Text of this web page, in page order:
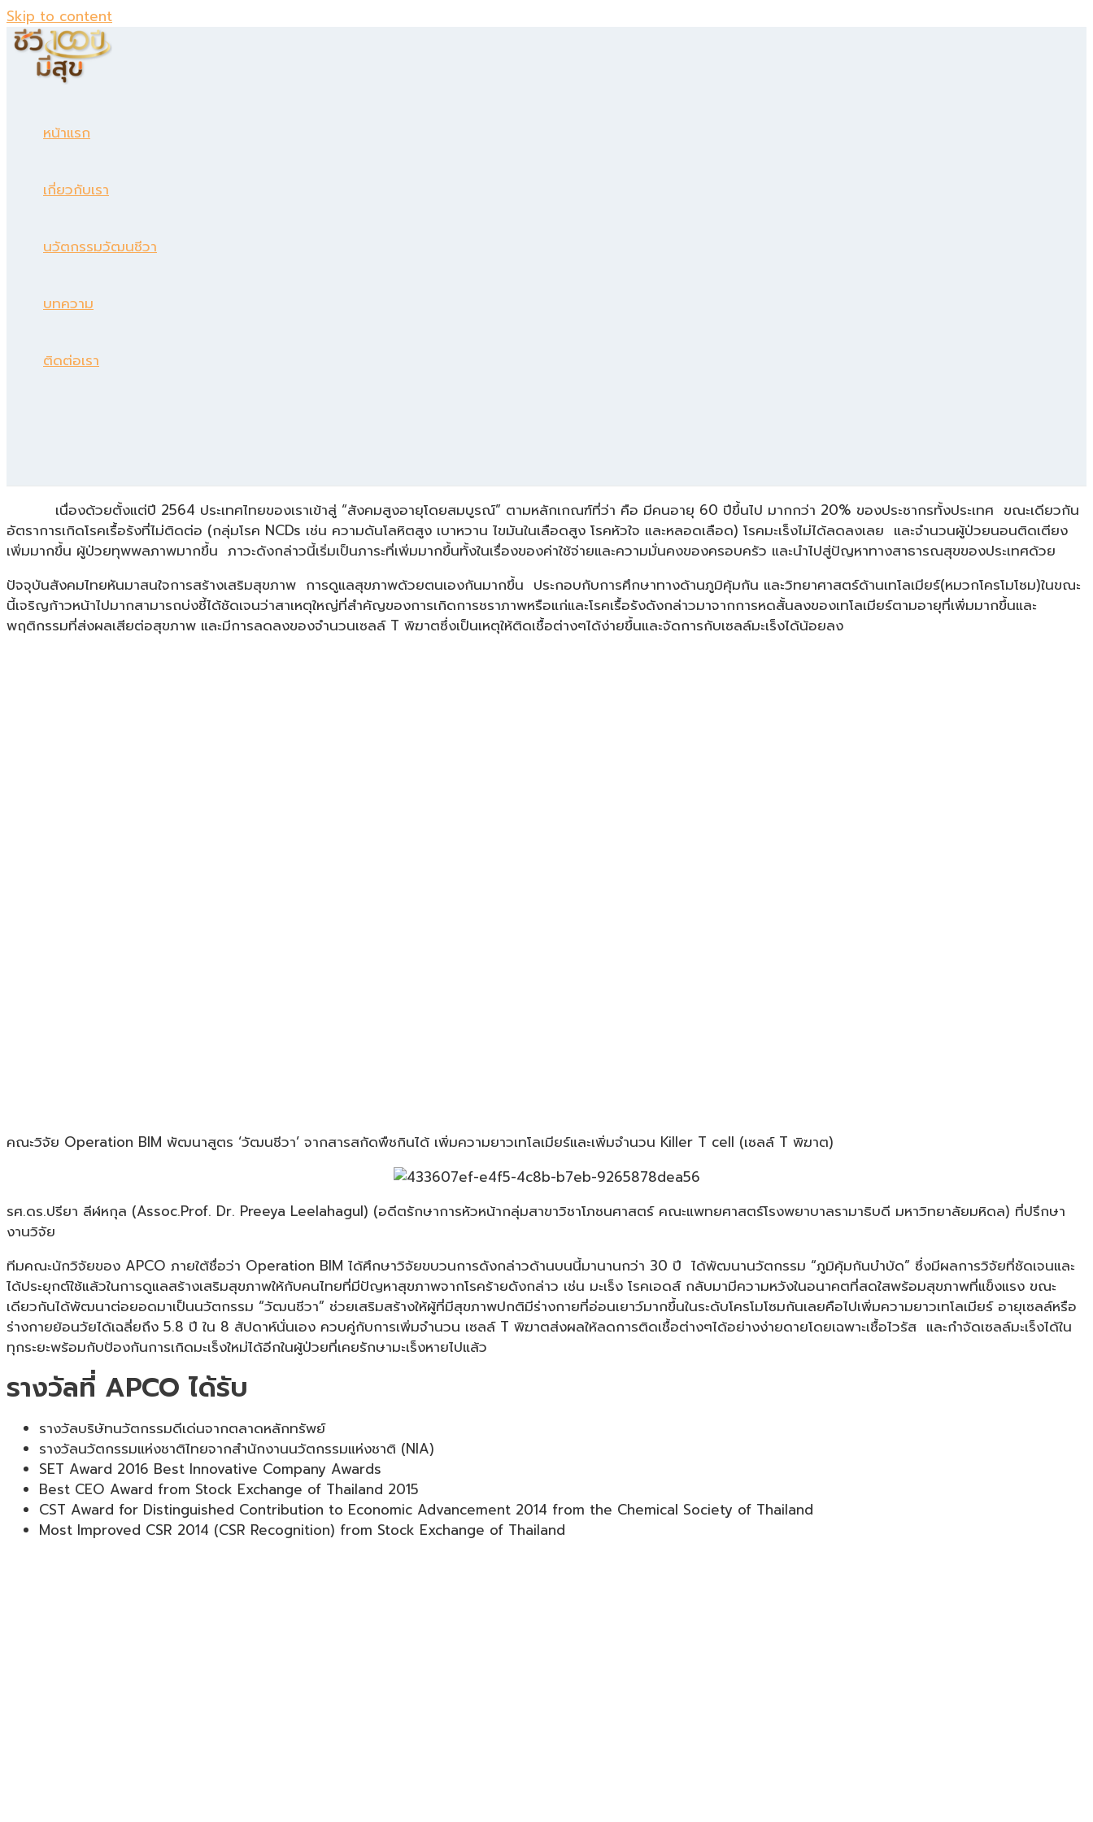
Skip to content
หน้าแรก
เกี่ยวกับเรา
นวัตกรรมวัฒนชีวา
บทความ
ติดต่อเรา
เนื่องด้วยตั้งแต่ปี 2564 ประเทศไทยของเราเข้าสู่ “สังคมสูงอายุโดยสมบูรณ์” ตามหลักเกณฑ์ที่ว่า คือ มีคนอายุ 60 ปีขึ้นไป มากกว่า 20% ของประชากรทั้งประเทศ ขณะเดียวกัน
อัตราการเกิดโรคเรื้อรังที่ไม่ติดต่อ (กลุ่มโรค NCDs เช่น ความดันโลหิตสูง เบาหวาน ไขมันในเลือดสูง โรคหัวใจ และหลอดเลือด) โรคมะเร็งไม่ได้ลดลงเลย และจำนวนผู้ป่วยนอนติดเตียง
เพิ่มมากขึ้น ผู้ป่วยทุพพลภาพมากขึ้น ภาวะดังกล่าวนี้เริ่มเป็นภาระที่เพิ่มมากขึ้นทั้งในเรื่องของค่าใช้จ่ายและความมั่นคงของครอบครัว และนำไปสู่ปัญหาทางสาธารณสุขของประเทศด้วย
ปัจจุบันสังคมไทยหันมาสนใจการสร้างเสริมสุขภาพ การดูแลสุขภาพด้วยตนเองกันมากขึ้น ประกอบกับการศึกษาทางด้านภูมิคุ้มกัน และวิทยาศาสตร์ด้านเทโลเมียร์(หมวกโครโมโซม)ในขณะ
นี้เจริญก้าวหน้าไปมากสามารถบ่งชี้ได้ชัดเจนว่าสาเหตุใหญ่ที่สำคัญของการเกิดการชราภาพหรือแก่และโรคเรื้อรังดังกล่าวมาจากการหดสั้นลงของเทโลเมียร์ตามอายุที่เพิ่มมากขึ้นและ
พฤติกรรมที่ส่งผลเสียต่อสุขภาพ และมีการลดลงของจำนวนเซลล์ T พิฆาตซึ่งเป็นเหตุให้ติดเชื้อต่างๆได้ง่ายขึ้นและจัดการกับเซลล์มะเร็งได้น้อยลง
คณะวิจัย Operation BIM พัฒนาสูตร ‘วัฒนชีวา’ จากสารสกัดพืชกินได้ เพิ่มความยาวเทโลเมียร์และเพิ่มจำนวน Killer T cell (เซลล์ T พิฆาต)
รศ.ดร.ปรียา ลีฬหกุล (Assoc.Prof. Dr. Preeya Leelahagul) (อดีตรักษาการหัวหน้ากลุ่มสาขาวิชาโภชนศาสตร์ คณะแพทยศาสตร์โรงพยาบาลรามาธิบดี มหาวิทยาลัยมหิดล) ที่ปรึกษา
งานวิจัย
ทีมคณะนักวิจัยของ APCO ภายใต้ชื่อว่า Operation BIM ได้ศึกษาวิจัยขบวนการดังกล่าวด้านบนนี้มานานกว่า 30 ปี ได้พัฒนานวัตกรรม “ภูมิคุ้มกันบำบัด” ซึ่งมีผลการวิจัยที่ชัดเจนและ
ได้ประยุกต์ใช้แล้วในการดูแลสร้างเสริมสุขภาพให้กับคนไทยที่มีปัญหาสุขภาพจากโรคร้ายดังกล่าว เช่น มะเร็ง โรคเอดส์ กลับมามีความหวังในอนาคตที่สดใสพร้อมสุขภาพที่แข็งแรง ขณะ
เดียวกันได้พัฒนาต่อยอดมาเป็นนวัตกรรม “วัฒนชีวา” ช่วยเสริมสร้างให้ผู้ที่มีสุขภาพปกติมีร่างกายที่อ่อนเยาว์มากขึ้นในระดับโครโมโซมกันเลยคือไปเพิ่มความยาวเทโลเมียร์ อายุเซลล์หรือ
ร่างกายย้อนวัยได้เฉลี่ยถึง 5.8 ปี ใน 8 สัปดาห์นั่นเอง ควบคู่กับการเพิ่มจำนวน เซลล์ T พิฆาตส่งผลให้ลดการติดเชื้อต่างๆได้อย่างง่ายดายโดยเฉพาะเชื้อไวรัส และกำจัดเซลล์มะเร็งได้ใน
ทุกระยะพร้อมกับป้องกันการเกิดมะเร็งใหม่ได้อีกในผู้ป่วยที่เคยรักษามะเร็งหายไปแล้ว
รางวัลที่ APCO ได้รับ
รางวัลบริษัทนวัตกรรมดีเด่นจากตลาดหลักทรัพย์
รางวัลนวัตกรรมแห่งชาติไทยจากสำนักงานนวัตกรรมแห่งชาติ (NIA)
SET Award 2016 Best Innovative Company Awards
Best CEO Award from Stock Exchange of Thailand 2015
CST Award for Distinguished Contribution to Economic Advancement 2014 from the Chemical Society of Thailand
Most Improved CSR 2014 (CSR Recognition) from Stock Exchange of Thailand